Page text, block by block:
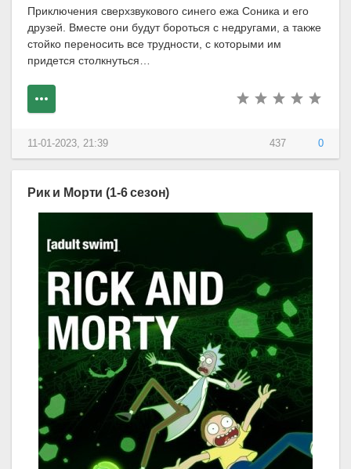
Приключения сверхзвукового синего ежа Соника и его
друзей. Вместе они будут бороться с недругами, а также
стойко переносить все трудности, с которыми им
придется столкнуться…
437 0
11-01-2023, 21:39
Рик и Морти (1-6 сезон)